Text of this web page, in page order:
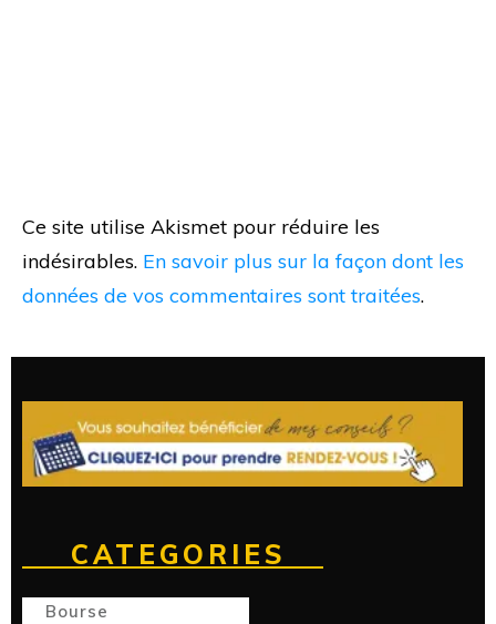
Ce site utilise Akismet pour réduire les
indésirables. En savoir plus sur la façon dont les
données de vos commentaires sont traitées.
CATEGORIES
Bourse